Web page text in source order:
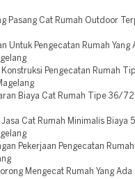
Pasang Cat Rumah Outdoor
Untuk Pengecatan Rumah Yang
Pengecatan Rumah
Biaya Cat Rumah Tipe 36/
Cat Rumah Minimalis Biaya
Pekerjaan Pengecatan
Mengecat Rumah Yang Ada